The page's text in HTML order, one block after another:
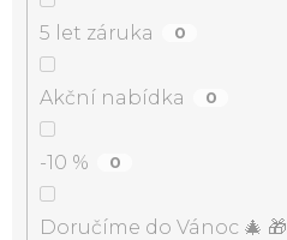
5 let záruka 0
Akční nabídka 0
-10 % 0
Doručíme do Vánoc 🎄 🎁